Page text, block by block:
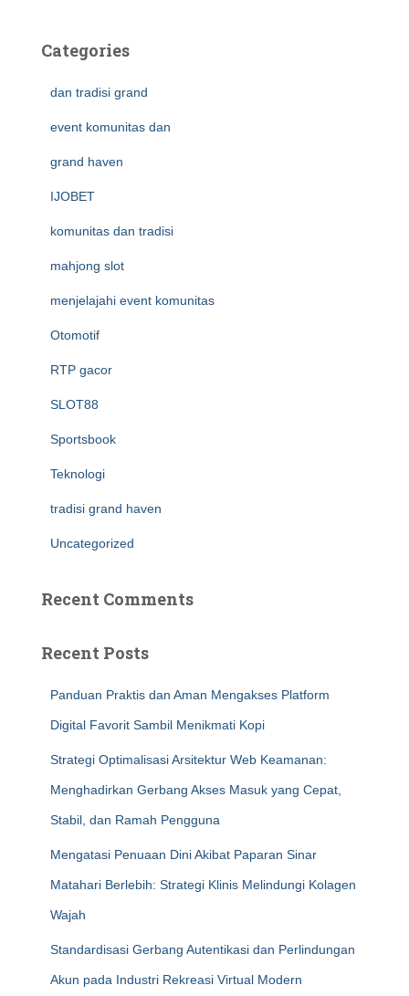
Categories
dan tradisi grand
event komunitas dan
grand haven
IJOBET
komunitas dan tradisi
mahjong slot
menjelajahi event komunitas
Otomotif
RTP gacor
SLOT88
Sportsbook
Teknologi
tradisi grand haven
Uncategorized
Recent Comments
Recent Posts
Panduan Praktis dan Aman Mengakses Platform
Digital Favorit Sambil Menikmati Kopi
Strategi Optimalisasi Arsitektur Web Keamanan:
Menghadirkan Gerbang Akses Masuk yang Cepat,
Stabil, dan Ramah Pengguna
Mengatasi Penuaan Dini Akibat Paparan Sinar
Matahari Berlebih: Strategi Klinis Melindungi Kolagen
Wajah
Standardisasi Gerbang Autentikasi dan Perlindungan
Akun pada Industri Rekreasi Virtual Modern